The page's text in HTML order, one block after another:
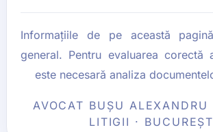
Informațiile de pe această
general. Pentru evaluarea corectă
este necesară analiza
AVOCAT BUȘU ALEXANDRU
LITIGII ·